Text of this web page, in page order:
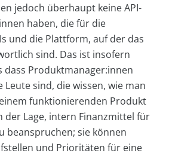
jedoch überhaupt keine API-
haben, die für die
und die Plattform, auf der das
sind. Das ist insofern
dass Produktmanager:innen
sind, die wissen, wie man
funktionierenden Produkt
der Lage, intern Finanzmittel für
beanspruchen; sie können
und Prioritäten für eine